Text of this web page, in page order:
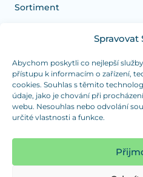
Spravovat
Abychom poskytli co nejlepší
přístupu k informacím o zařízení,
cookies. Souhlas s těmito
údaje, jako je chování při
webu. Nesouhlas nebo odvolání
určité vlastnosti a funkce.
Sortiment
Potrebujete poradiť s
Sme tu pre vás Pondelok-
a Piatok od 7:30 - 14:30 hod
(platba iba v hotovosti)
Sme tu pre vás Pondelok-
a Piatok od 7:30 - 14:30 hod